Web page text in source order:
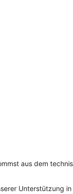
aus dem
Unterstützung